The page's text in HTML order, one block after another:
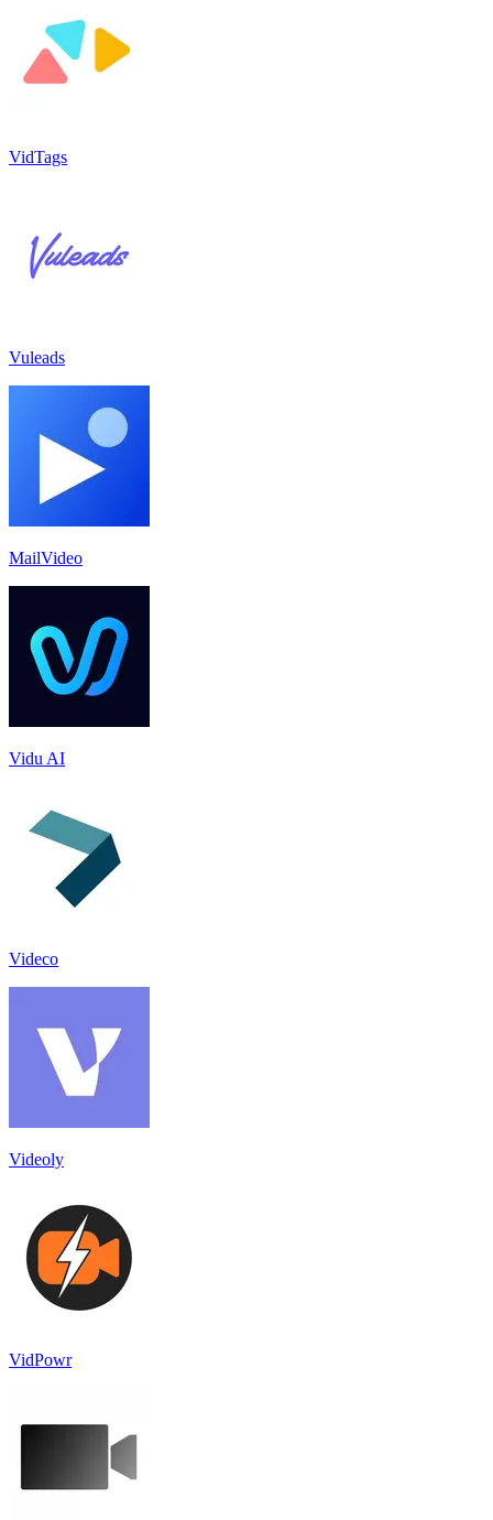
VidTags
Vuleads
MailVideo
Vidu AI
Videco
Videoly
VidPowr